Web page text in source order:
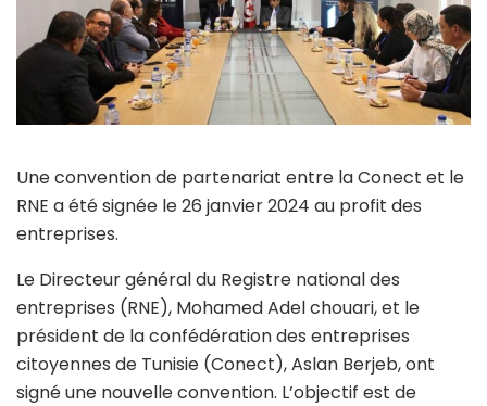
Une convention de partenariat entre la Conect et le
RNE a été signée le 26 janvier 2024 au profit des
entreprises.
Le Directeur général du Registre national des
entreprises (RNE), Mohamed Adel chouari, et le
président de la confédération des entreprises
citoyennes de Tunisie (Conect), Aslan Berjeb, ont
signé une nouvelle convention. L’objectif est de